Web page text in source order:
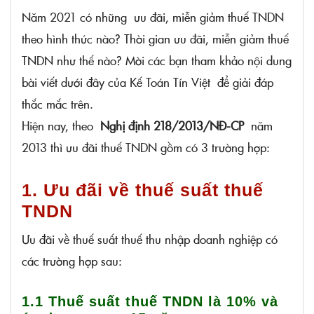
2.3 Miễn thuế 2 năm và giảm 50% số thuế
phải nộp trong 4 năm tiếp theo
3. Ưu đãi giảm thuế TNDN
Năm 2021 có những ưu đãi, miễn giảm thuế TNDN
theo hình thức nào? Thời gian ưu đãi, miễn giảm thuế
TNDN như thế nào? Mời các bạn tham khảo nội dung
bài viết dưới đây của Kế Toán Tín Việt để giải đáp
thắc mắc trên.
Hiện nay, theo Nghị định 218/2013/NĐ-CP năm
2013 thì ưu đãi thuế TNDN gồm có 3 trường hợp:
1. Ưu đãi về thuế suất thuế
TNDN
Ưu đãi về thuế suất thuế thu nhập doanh nghiệp có
các trường hợp sau:
1.1 Thuế suất thuế TNDN là 10% và